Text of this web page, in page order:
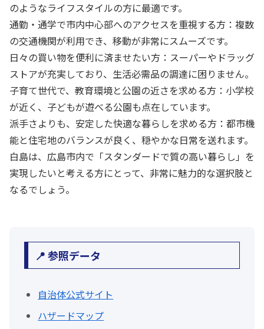
のようなライフスタイルの方に最適です。
通勤・通学で市内中心部へのアクセスを重視する方：複数
の交通機関が利用でき、移動が非常にスムーズです。
日々の買い物を便利に済ませたい方：スーパーやドラッグ
ストアが充実しており、生活必需品の調達に困りません。
子育て世代で、教育環境と公園の近さを求める方：小学校
が近く、子どもが遊べる公園も点在しています。
派手さよりも、安定した快適な暮らしを求める方：都市機
能と住宅地のバランスが良く、穏やかな日常を送れます。
白島は、広島市内で「スタンダードで質の高い暮らし」を
実現したいと考える方にとって、非常に魅力的な選択肢と
なるでしょう。
📍 参照データ
自治体公式サイト
ハザードマップ